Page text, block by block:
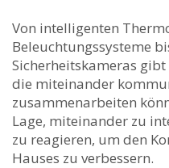
Von intelligenten
Beleuchtungssysteme⁢
Sicherheitskameras gibt​
die miteinander
zusammenarbeiten⁣
Lage, miteinander zu
⁣zu reagieren, um‍ den
Hauses zu verbessern.